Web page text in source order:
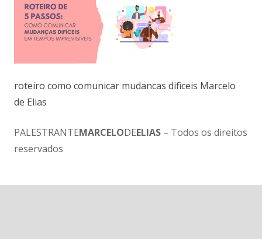
roteiro como comunicar mudancas dificeis Marcelo
de Elias
PALESTRANTEMARCELODEELIAS – Todos os direitos
reservados